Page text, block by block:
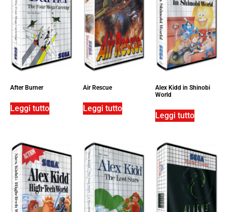
After Burner
Leggi tutto
Air Rescue
Leggi tutto
Alex Kidd in Shinobi
World
Leggi tutto